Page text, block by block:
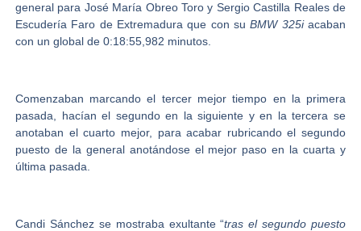
general para José María Obreo Toro y Sergio Castilla Reales de
Escudería Faro de Extremaduraque con suBMW 325iacaban
con un global de 0:18:55,982 minutos.
Comenzaban marcando el tercer mejor tiempo en la primera
pasada, hacían el segundo en la siguiente y en la tercera se
anotaban el cuarto mejor, para acabar rubricando el segundo
puesto de la general anotándose el mejor paso en la cuarta y
última pasada.
Candi Sánchez se mostraba exultante “tras el segundo puesto